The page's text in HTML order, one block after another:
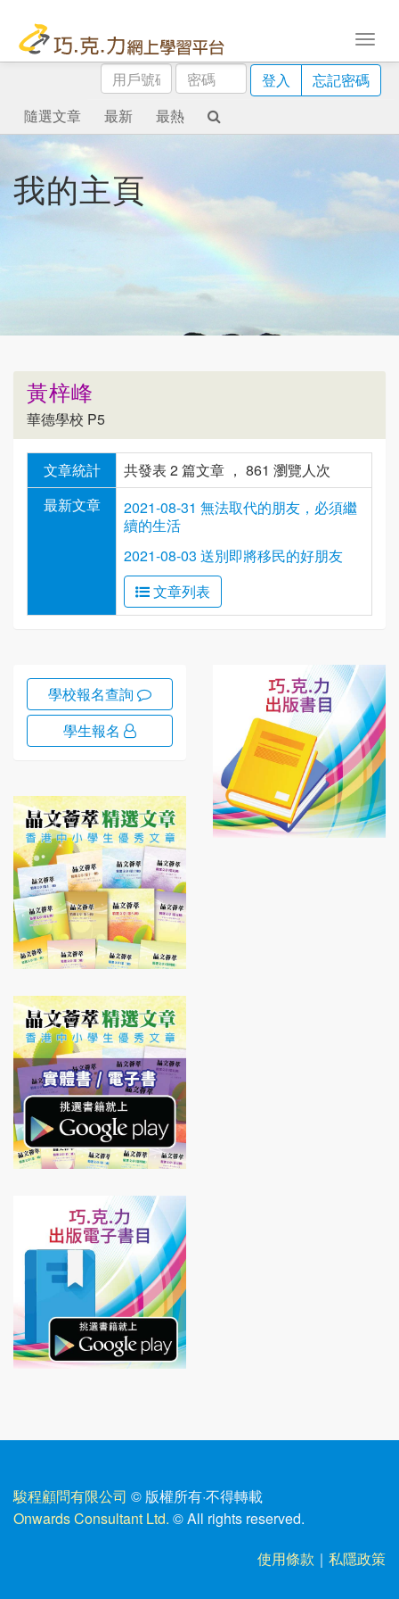
用
戶
號
碼
密
碼
登入
忘記密碼
隨選文章
最新 最熱
我的主頁
黃梓峰
華德學校 P5
文章統計
共發表 2 篇文章 ， 861 瀏覽人次
最新文章
2021-08-31 無法取代的朋友，必須繼
續的生活
2021-08-03 送別即將移民的好朋友
文章列表
學校報名查詢
學生報名
駿程顧問有限公司 © 版權所有·不得轉載
Onwards Consultant Ltd. © All rights reserved.
使用條款 ｜ 私隱政策